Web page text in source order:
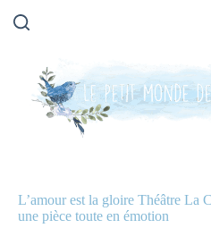
L’amour est la gloire Théâtre La
une pièce toute en émotion